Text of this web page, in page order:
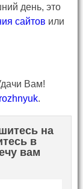
день, это
сайтов или
Вам!
.
на
в
вам